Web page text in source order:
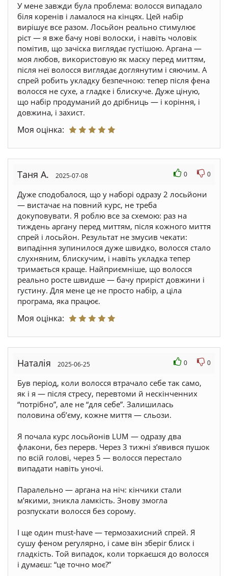
У мене завжди була проблема: волосся випадало
біля коренів і ламалося на кінцях. Цей набір
вирішує все разом. Лосьйон реально стимулює
ріст — я вже бачу нові волоски, і навіть чоловік
помітив, що зачіска виглядає густішою. Аргана —
моя любов, використовую як маску перед миттям,
після неї волосся виглядає доглянутим і сяючим. А
спрей робить укладку безпечною: тепер після фена
волосся не сухе, а гладке і блискуче. Дуже ціную,
що набір продуманий до дрібниць — і коріння, і
довжина, і захист.
Моя оцінка:
Таня А. 2025-07-08 0 0
Дуже сподобалося, що у наборі одразу 2 лосьйони
— вистачає на повний курс, не треба
докуповувати. Я роблю все за схемою: раз на
тиждень аргану перед миттям, після кожного миття
спрей і лосьйон. Результат не змусив чекати:
випадіння зупинилося дуже швидко, волосся стало
слухняним, блискучим, і навіть укладка тепер
тримається краще. Найприємніше, що волосся
реально росте швидше — бачу приріст довжини і
густину. Для мене це не просто набір, а ціла
програма, яка працює.
Моя оцінка:
Наталія 2025-06-25 0 0
Був період, коли волосся втрачало себе так само,
як і я — після стресу, перевтоми й нескінченних
“потрібно”, але не “для себе”. Залишилась
половина об’єму, кожне миття — сльози.
Я почала курс лосьйонів LUM — одразу два
флакони, без перерв. Через 3 тижні з’явився пушок
по всій голові, через 5 — волосся перестало
випадати навіть уночі.
Паралельно — аргана на ніч: кінчики стали
мʼякими, зникла ламкість. Знову змогла
розпускати волосся без сорому.
І ще один must-have — термозахисний спрей. Я
сушу феном регулярно, і саме він зберіг блиск і
гладкість. Той випадок, коли торкаєшся до волосся
і думаєш: “це точно моє?”